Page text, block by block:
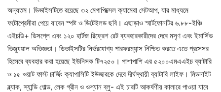
অন্যতম। ডিভাইসটিতে রয়েছে ৩২ মেগাপিক্সেল ক্যামেরা সেটআপ, যার মাধ্যমে
ফটোপ্রেমীরা পেয়ে যাবেন স্পষ্ট ও ডিটেইলড ছবি। এছাড়াও স্মার্টফোনটির ৬.৮৮-ইঞ্চি
এইচডি+ ডিসপ্লে এবং ১২০ হার্টজ রিফ্রেশ রেট ব্যবহারকারীদের দেবে মসৃণ এবং ইমার্সিভ
ভিজ্যুয়াল অভিজ্ঞতা। ডিভাইসটির নির্ভরযোগ্য পারফরম্যান্স নিশ্চিত করতে এতে প্রসেসর
হিসেবে ব্যবহার করা হয়েছে ইউনিসক টি৭২৫০। পাশাপাশি এর ৫২০০এমএএইচ ব্যাটারি
ও ১৫ ওয়াট ফাস্ট চার্জিং ক্যাপাসিটি ইউজারকে দেবে দীর্ঘস্থায়ী ব্যাটারি লাইফ। মিডনাইট
ব্ল্যাক, স্যান্ডি গোল্ড, লেক গ্রীন ও ওশ্যান ব্লু- এই চারটি আকর্ষণীয় কালারে পাওয়া যাবে